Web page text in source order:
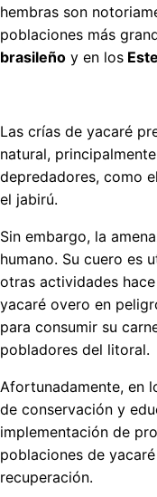
hembras son
poblaciones más
brasileño y en los
Las crías de yacaré
natural,
depredadores, como
el jabirú.
Sin embargo, la
humano. Su cuero es
otras actividades
yacaré overo en
para consumir su
pobladores del litoral.
Afortunadamente, en
de conservación y
implementación de
poblaciones de
recuperación.